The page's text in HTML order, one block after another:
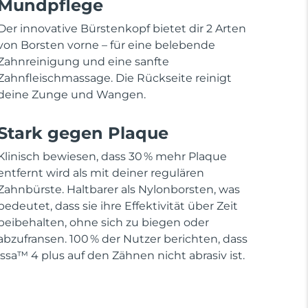
innovative Bürstenkopf bietet dir 2 Arten
Borsten vorne – für eine belebende
und eine sanfte
Die Rückseite reinigt
Zunge und Wangen.
gegen Plaque
bewiesen, dass 30 % mehr Plaque
wird als mit deiner regulären
Haltbarer als Nylonborsten, was
dass sie ihre Effektivität über Zeit
ohne sich zu biegen oder
100 % der Nutzer berichten, dass
4 plus auf den Zähnen nicht abrasiv ist.